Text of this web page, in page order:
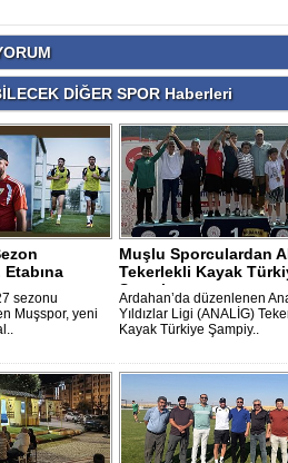
DİĞER SPOR Haberleri
Etabına
sezonu
Muşspor, yeni
Muşlu Sporculardan
Tekerlekli Kayak
Şampiyona..
Ardahan’da düzenlenen
Yıldızlar Ligi (ANALİG)
Kayak Türkiye Şampiy..